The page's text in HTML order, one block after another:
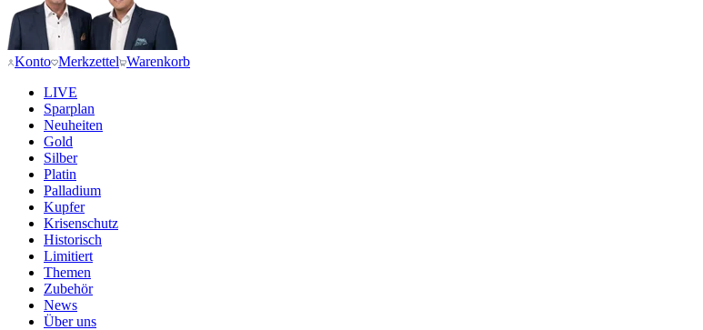
Konto Merkzettel Warenkorb
LIVE
Sparplan
Neuheiten
Gold
Silber
Platin
Palladium
Kupfer
Krisenschutz
Historisch
Limitiert
Themen
Zubehör
News
Über uns